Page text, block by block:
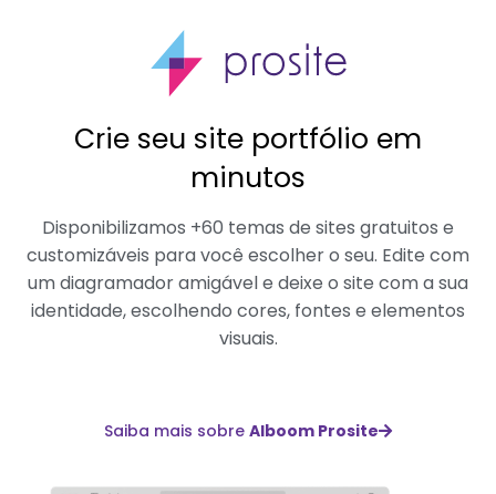
Crie seu site portfólio em
minutos
Disponibilizamos +60 temas de sites gratuitos e
customizáveis para você escolher o seu. Edite com
um diagramador amigável e deixe o site com a sua
identidade, escolhendo cores, fontes e elementos
visuais.
Saiba mais sobre Alboom Prosite